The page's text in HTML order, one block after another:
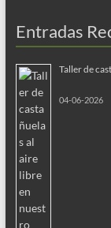
Entradas
Taller de
04-06-2026